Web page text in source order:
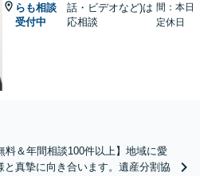
らも相談
受付中
話・ビデオなど)は
応相談
間：本日
定休日
料＆年間相談100件以上】地域に愛
真摯に向き合います。遺産分割協